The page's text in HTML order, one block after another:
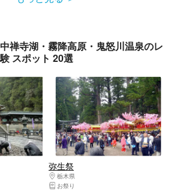
禅寺湖・霧降高原・鬼怒川温泉のレ
スポット 20選
奥日光・中禅寺湖・今市
弥生祭
栃木県
お祭り